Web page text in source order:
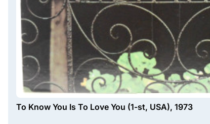
To Know You Is To Love You (1-st, USA), 1973